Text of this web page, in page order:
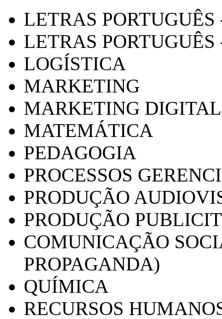
LETRAS
LETRAS PORTUGUÊS
LOGÍSTICA
MARKETING
MARKETING DIGITAL
MATEMÁTICA
PEDAGOGIA
PROCESSOS
PRODUÇÃO
PRODUÇÃO
COMUNICAÇÃO
PROPAGANDA)
QUÍMICA
RECURSOS